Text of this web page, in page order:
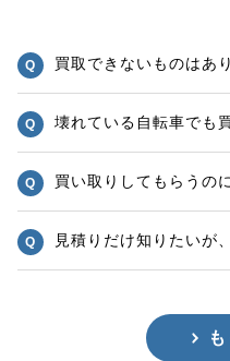
買取できないものはあ
壊れている自転車でも
買い取りしてもらうの
見積りだけ知りたいが